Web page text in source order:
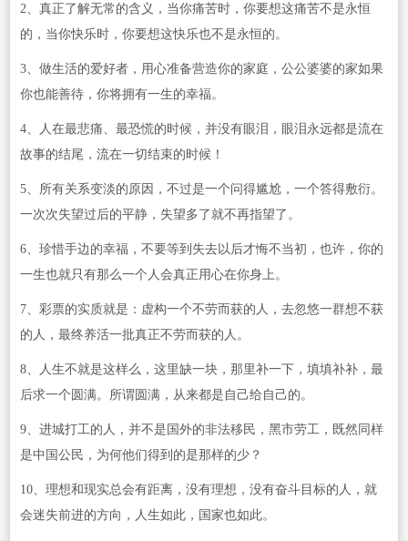
2、真正了解无常的含义，当你痛苦时，你要想这痛苦不是永恒
的，当你快乐时，你要想这快乐也不是永恒的。
3、做生活的爱好者，用心准备营造你的家庭，公公婆婆的家如果
你也能善待，你将拥有一生的幸福。
4、人在最悲痛、最恐慌的时候，并没有眼泪，眼泪永远都是流在
故事的结尾，流在一切结束的时候！
5、所有关系变淡的原因，不过是一个问得尴尬，一个答得敷衍。
一次次失望过后的平静，失望多了就不再指望了。
6、珍惜手边的幸福，不要等到失去以后才悔不当初，也许，你的
一生也就只有那么一个人会真正用心在你身上。
7、彩票的实质就是：虚构一个不劳而获的人，去忽悠一群想不获
的人，最终养活一批真正不劳而获的人。
8、人生不就是这样么，这里缺一块，那里补一下，填填补补，最
后求一个圆满。所谓圆满，从来都是自己给自己的。
9、进城打工的人，并不是国外的非法移民，黑市劳工，既然同样
是中国公民，为何他们得到的是那样的少？
10、理想和现实总会有距离，没有理想，没有奋斗目标的人，就
会迷失前进的方向，人生如此，国家也如此。